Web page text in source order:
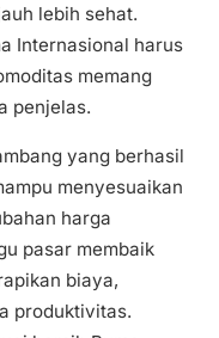
lebih sehat.
Internasional harus
memang
penjelas.
yang berhasil
menyesuaikan
harga
pasar membaik
biaya,
produktivitas.